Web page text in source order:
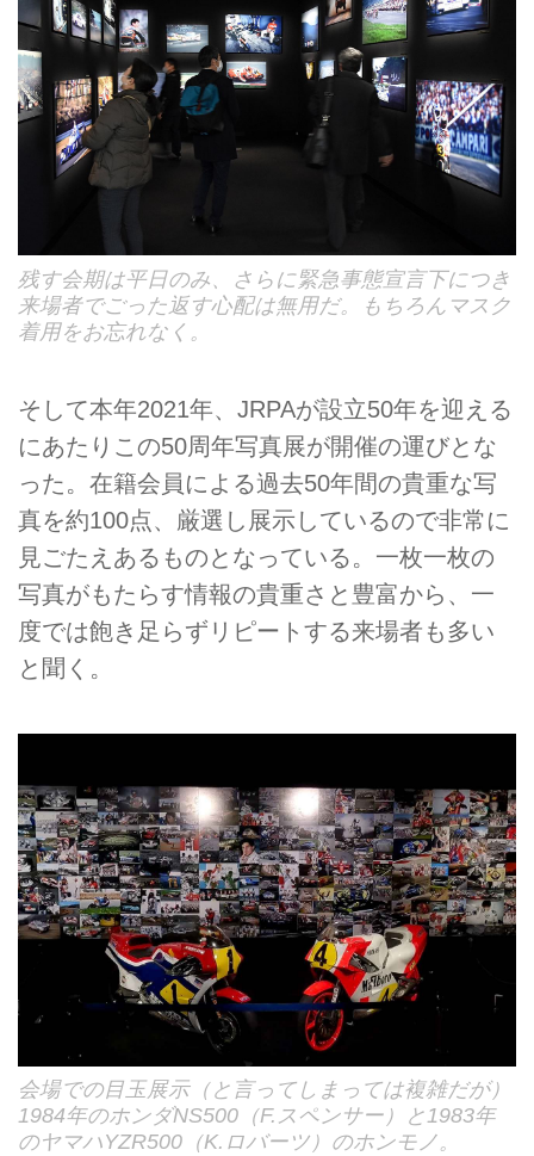
残す会期は平日のみ、さらに緊急事態宣言下につき
来場者でごった返す心配は無用だ。もちろんマスク
着用をお忘れなく。
そして本年2021年、JRPAが設立50年を迎える
にあたりこの50周年写真展が開催の運びとな
った。在籍会員による過去50年間の貴重な写
真を約100点、厳選し展示しているので非常に
見ごたえあるものとなっている。一枚一枚の
写真がもたらす情報の貴重さと豊富から、一
度では飽き足らずリピートする来場者も多い
と聞く。
会場での目玉展示（と言ってしまっては複雑だが）
1984年のホンダNS500（F.スペンサー）と1983年
のヤマハYZR500（K.ロバーツ）のホンモノ。